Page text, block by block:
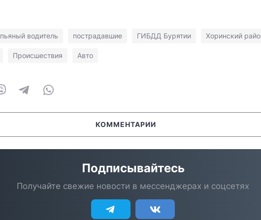
пьяный водитель пострадавшие ГИБДД Бурятии Хоринский
Происшествия Авто
КОММЕНТАРИИ
Подписывайтесь
Получайте свежие новости в мессенджерах и соцсетях